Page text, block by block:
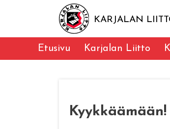
KARJALAN
Etusivu Karjalan Liitto
Kyykkäämään!